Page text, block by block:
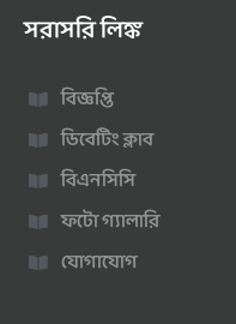
সরাসরি লিঙ্ক
বিজ্ঞপ্তি
ডিবেটিং ক্লাব
বিএনসিসি
ফটো গ্যালারি
যোগাযোগ